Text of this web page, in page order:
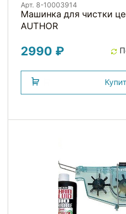
Арт. 8-10003914
Машинка для чистки
AUTHOR
2990 ₽